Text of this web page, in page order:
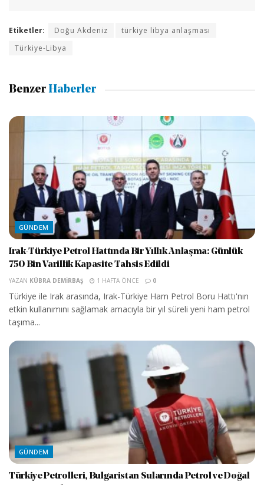
Etiketler: Doğu Akdeniz
türkiye libya anlaşması
Türkiye-Libya
Benzer Haberler
GÜNDEM
Irak-Türkiye Petrol Hattında Bir Yıllık Anlaşma: Günlük
750 Bin Varillik Kapasite Tahsis Edildi
YAZAN KÜBRA DEMIRBAŞ 1 HAFTA ÖNCE 0
Türkiye ile Irak arasında, Irak-Türkiye Ham Petrol Boru Hattı'nın
etkin kullanımını sağlamak amacıyla bir yıl süreli yeni ham petrol
taşıma...
GÜNDEM
Türkiye Petrolleri, Bulgaristan Sularında Petrol ve Doğal